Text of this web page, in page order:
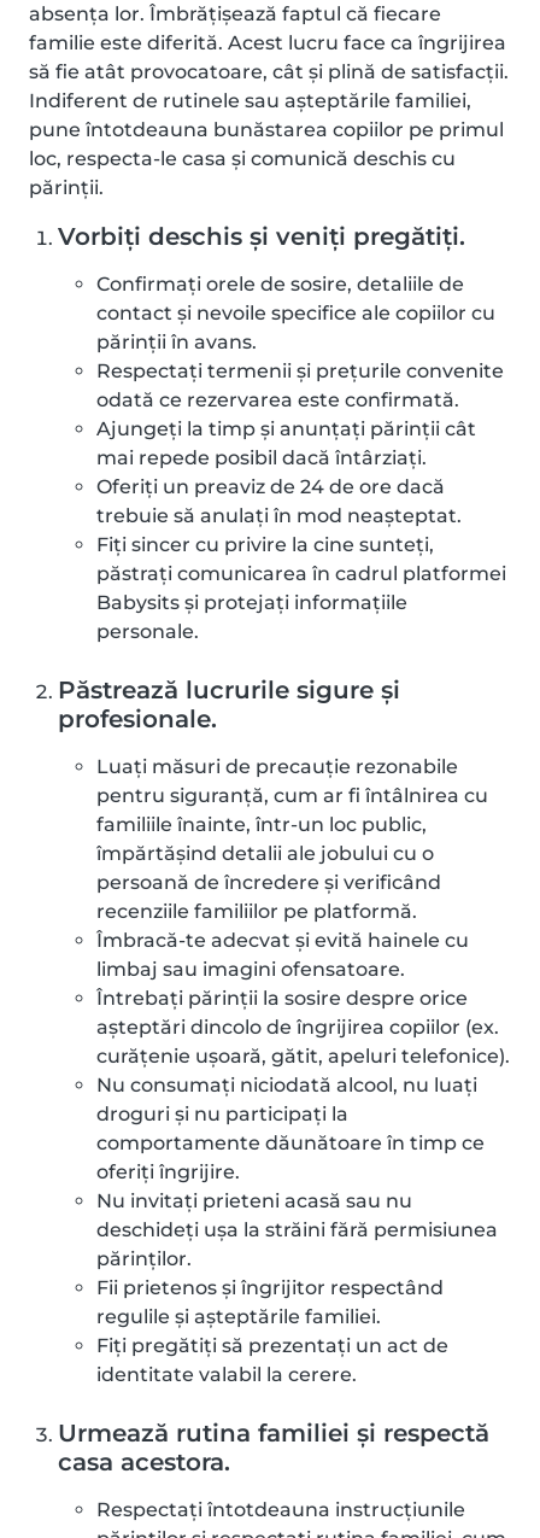
absența lor. Îmbrățișează faptul că fiecare
familie este diferită. Acest lucru face ca îngrijirea
să fie atât provocatoare, cât și plină de satisfacții.
Indiferent de rutinele sau așteptările familiei,
pune întotdeauna bunăstarea copiilor pe primul
loc, respecta-le casa și comunică deschis cu
părinții.
Vorbiți deschis și veniți pregătiți.
Confirmați orele de sosire, detaliile de
contact și nevoile specifice ale copiilor cu
părinții în avans.
Respectați termenii și prețurile convenite
odată ce rezervarea este confirmată.
Ajungeți la timp și anunțați părinții cât
mai repede posibil dacă întârziați.
Oferiți un preaviz de 24 de ore dacă
trebuie să anulați în mod neașteptat.
Fiți sincer cu privire la cine sunteți,
păstrați comunicarea în cadrul platformei
Babysits și protejați informațiile
personale.
Păstrează lucrurile sigure și
profesionale.
Luați măsuri de precauție rezonabile
pentru siguranță, cum ar fi întâlnirea cu
familiile înainte, într-un loc public,
împărtășind detalii ale jobului cu o
persoană de încredere și verificând
recenziile familiilor pe platformă.
Îmbracă-te adecvat și evită hainele cu
limbaj sau imagini ofensatoare.
Întrebați părinții la sosire despre orice
așteptări dincolo de îngrijirea copiilor (ex.
curățenie ușoară, gătit, apeluri telefonice).
Nu consumați niciodată alcool, nu luați
droguri și nu participați la
comportamente dăunătoare în timp ce
oferiți îngrijire.
Nu invitați prieteni acasă sau nu
deschideți ușa la străini fără permisiunea
părinților.
Fii prietenos și îngrijitor respectând
regulile și așteptările familiei.
Fiți pregătiți să prezentați un act de
identitate valabil la cerere.
Urmează rutina familiei și respectă
casa acestora.
Respectați întotdeauna instrucțiunile